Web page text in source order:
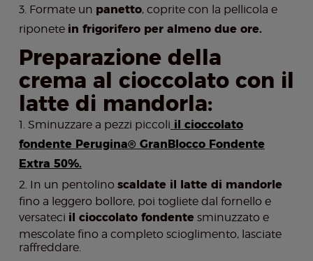
Formate un panetto, coprite con la pellicola e
riponete in frigorifero per almeno due ore.
Preparazione della
crema al cioccolato con il
latte di mandorla:
Sminuzzare a pezzi piccoli il cioccolato
fondente Perugina® GranBlocco Fondente
Extra 50%.
In un pentolino scaldate il latte di mandorle
fino a leggero bollore, poi togliete dal fornello e
versateci il cioccolato fondentesminuzzato e
mescolate fino a completo scioglimento, lasciate
raffreddare.